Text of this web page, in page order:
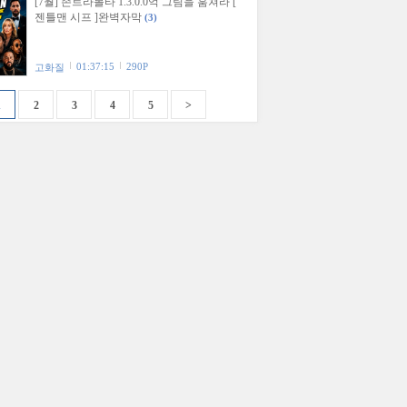
젠틀맨 시프 ]완벽자막 (3)
고화질 01:37:15 290P
2 3 4 5 >